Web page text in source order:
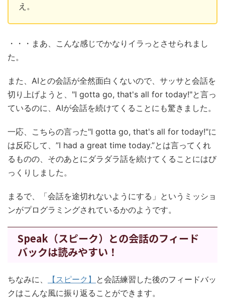
え。
・・・まあ、こんな感じでかなりイラっとさせられまし
た。
また、AIとの会話が全然面白くないので、サッサと会話を
切り上げようと、"I gotta go, that's all for today!"と言っ
ているのに、AIが会話を続けてくることにも驚きました。
一応、こちらの言った"I gotta go, that's all for today!"に
は反応して、”I had a great time today.”とは言ってくれ
るものの、そのあとにダラダラ話を続けてくることにはび
っくりしました。
まるで、「会話を途切れないようにする」というミッショ
ンがプログラミングされているかのようです。
Speak（スピーク）との会話のフィード
バックは読みやすい！
ちなみに、 【スピーク】 と会話練習した後のフィードバッ
クはこんな風に振り返ることができます。